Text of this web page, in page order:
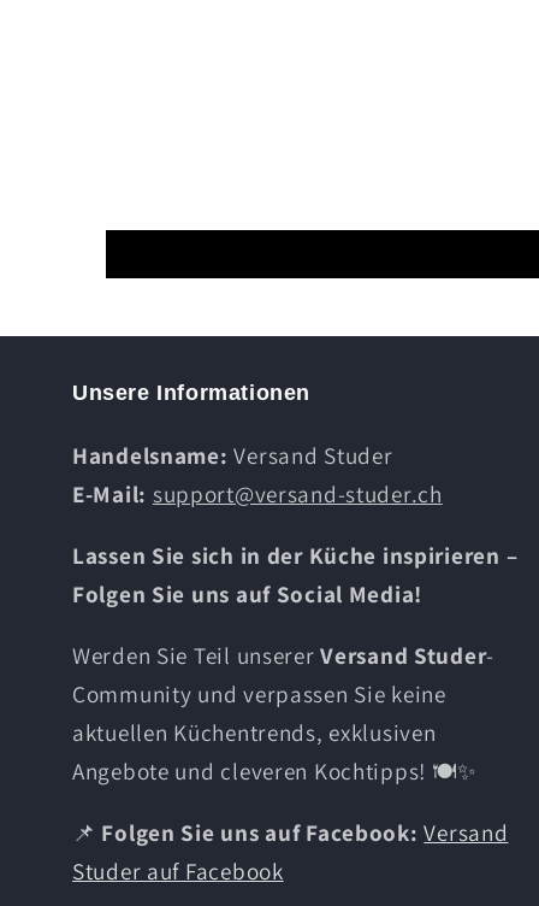
Unsere Informationen
Handelsname: Versand Studer
E-Mail: support@versand-studer.ch
Lassen Sie sich in der Küche inspirieren –
Folgen Sie uns auf Social Media!
Werden Sie Teil unsererVersand Studer-
Community und verpassen Sie keine
aktuellen Küchentrends, exklusiven
Angebote und cleveren Kochtipps! 🍽️✨
📌 Folgen Sie uns auf Facebook: Versand
Studer auf Facebook